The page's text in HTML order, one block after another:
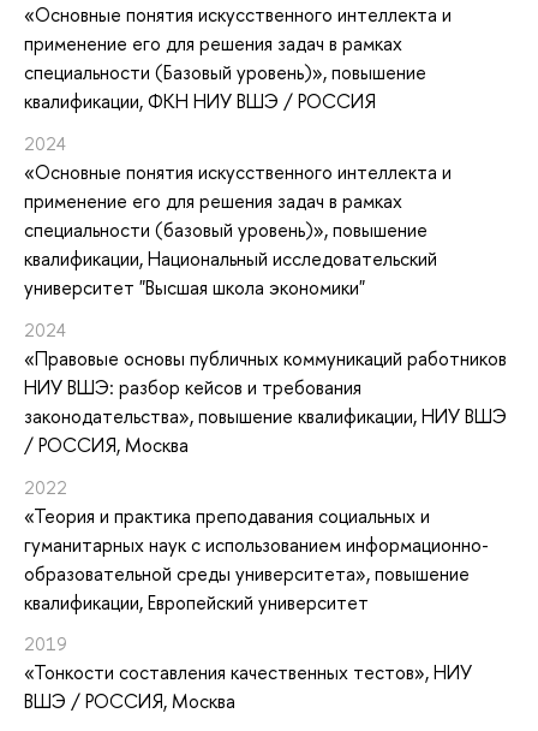
«Основные понятия искусственного интеллекта и
применение его для решения задач в рамках
специальности (Базовый уровень)», повышение
квалификации, ФКН НИУ ВШЭ / РОССИЯ
2024
«Основные понятия искусственного интеллекта и
применение его для решения задач в рамках
специальности (базовый уровень)», повышение
квалификации, Национальный исследовательский
университет "Высшая школа экономики"
2024
«Правовые основы публичных коммуникаций работников
НИУ ВШЭ: разбор кейсов и требования
законодательства», повышение квалификации, НИУ ВШЭ
/ РОССИЯ, Москва
2022
«Теория и практика преподавания социальных и
гуманитарных наук с использованием информационно-
образовательной среды университета», повышение
квалификации, Европейский университет
2019
«Тонкости составления качественных тестов», НИУ
ВШЭ / РОССИЯ, Москва